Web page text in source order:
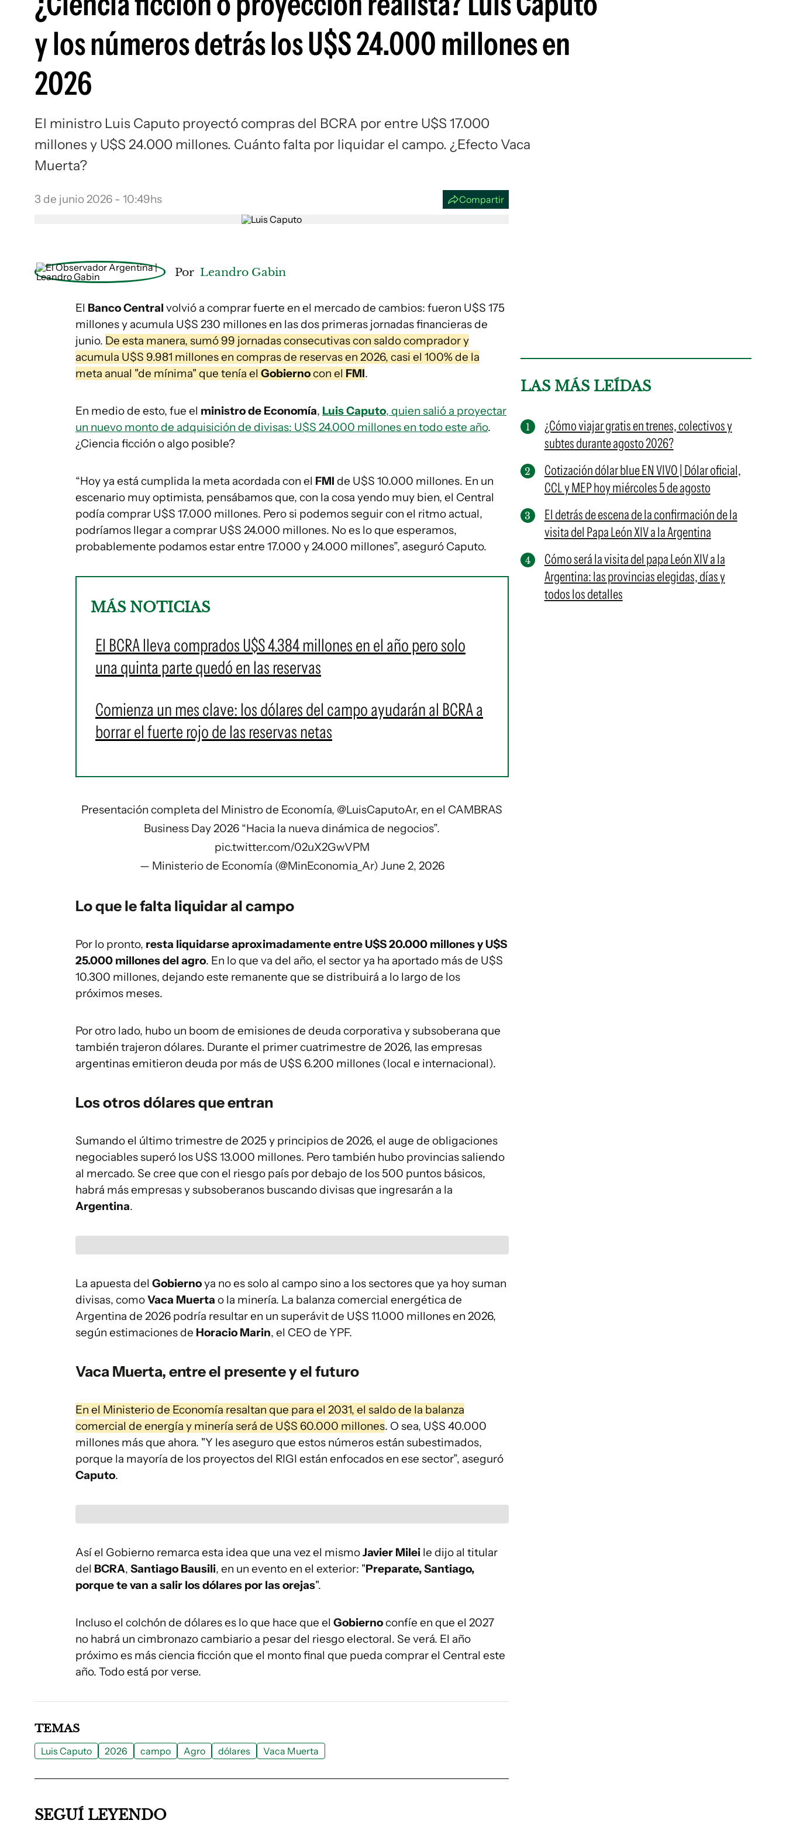
Siguenos en:
y los números detrás los U$S 24.000 millones en
2026
El ministro Luis Caputo proyectó compras del BCRA por entre U$S 17.000
millones y U$S 24.000 millones. Cuánto falta por liquidar el campo. ¿Efecto Vaca
Muerta?
3 de junio 2026 - 10:49hs Compartir
Por Leandro Gabin
El Banco Central volvió a comprar fuerte en el mercado de cambios: fueron U$S 175
millones y acumula U$S 230 millones en las dos primeras jornadas financieras de
junio. De esta manera, sumó 99 jornadas consecutivas con saldo comprador y
acumula U$S 9.981 millones en compras de reservas en 2026, casi el 100% de la
meta anual "de mínima" que tenía el Gobiernocon el FMI.
En medio de esto, fue el ministro de Economía, Luis Caputo, quien salió a proyectar
un nuevo monto de adquisición de divisas: U$S 24.000 millones en todo este año.
¿Ciencia ficción o algo posible?
“Hoy ya está cumplida la meta acordada con el FMI de U$S 10.000 millones. En un
escenario muy optimista, pensábamos que, con la cosa yendo muy bien, el Central
podía comprar U$S 17.000 millones. Pero si podemos seguir con el ritmo actual,
podríamos llegar a comprar U$S 24.000 millones. No es lo que esperamos,
probablemente podamos estar entre 17.000 y 24.000 millones”, aseguró Caputo.
MÁS NOTICIAS
El BCRA lleva comprados U$S 4.384 millones en el año pero solo
una quinta parte quedó en las reservas
Comienza un mes clave: los dólares del campo ayudarán al BCRA a
borrar el fuerte rojo de las reservas netas
Presentación completa del Ministro de Economía, @LuisCaputoAr, en el CAMBRAS
Business Day 2026 “Hacia la nueva dinámica de negocios”.
pic.twitter.com/02uX2GwVPM
— Ministerio de Economía (@MinEconomia_Ar) June 2, 2026
Lo que le falta liquidar al campo
Por lo pronto, resta liquidarse aproximadamente entre U$S 20.000 millones y U$S
25.000 millones del agro. En lo que va del año, el sector ya ha aportado más de U$S
10.300 millones, dejando este remanente que se distribuirá a lo largo de los
próximos meses.
Por otro lado, hubo un boom de emisiones de deuda corporativa y subsoberana que
también trajeron dólares. Durante el primer cuatrimestre de 2026, las empresas
argentinas emitieron deuda por más de U$S 6.200 millones (local e internacional).
Los otros dólares que entran
Sumando el último trimestre de 2025 y principios de 2026, el auge de obligaciones
negociables superó los U$S 13.000 millones. Pero también hubo provincias saliendo
al mercado. Se cree que con el riesgo país por debajo de los 500 puntos básicos,
habrá más empresas y subsoberanos buscando divisas que ingresarán a la
Argentina.
La apuesta del Gobiernoya no es solo al campo sino a los sectores que ya hoy suman
divisas, comoVaca Muerta o la minería. La balanza comercial ‌energética de
Argentina ‌de 2026 podría resultar en un superávit de U$S 11.000 millones en 2026,
según estimaciones de Horacio Marin, el CEO de YPF.
Vaca Muerta, entre el presente y el futuro
En el Ministerio de Economía resaltan que para el 2031, el saldo de la balanza
comercial de energía y minería será de U$S 60.000 millones. O sea, U$S 40.000
millones más que ahora. "Y les aseguro que estos números están subestimados,
porque la mayoría de los proyectos del RIGI están enfocados en ese sector”, aseguró
Caputo.
Así el Gobierno remarca esta idea que una vez el mismoJavier Milei le dijo al titular
del BCRA, Santiago Bausili, en un evento en el exterior: "Preparate, Santiago,
porque te van a salir los dólares por las orejas".
Incluso el colchón de dólares es lo que hace que el Gobiernoconfíe en que el 2027
no habrá un cimbronazo cambiario a pesar del riesgo electoral. Se verá. El año
próximo es más ciencia ficción que el monto final que pueda comprar el Central este
año. Todo está por verse.
TEMAS
Luis Caputo 2026 campo Agro dólares Vaca Muerta
SEGUÍ LEYENDO
LAS MÁS LEÍDAS
¿Cómo viajar gratis en trenes, colectivos y
subtes durante agosto 2026?
Cotización dólar blue EN VIVO | Dólar oficial,
CCL y MEP hoy miércoles 5 de agosto
El detrás de escena de la confirmación de la
visita del Papa León XIV a la Argentina
Cómo será la visita del papa León XIV a la
Argentina: las provincias elegidas, días y
todos los detalles